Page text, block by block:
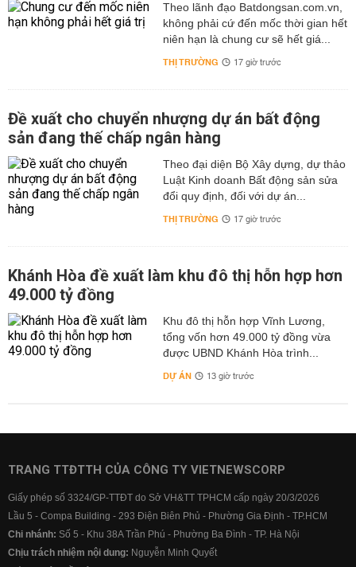
Theo lãnh đạo Batdongsan.com.vn,
không phải cứ đến mốc thời gian hết
niên hạn là chung cư sẽ hết giá...
THỊ TRƯỜNG 17 giờ trước
Đề xuất cho chuyển nhượng dự án bất động
sản đang thế chấp ngân hàng
Theo đại diện Bộ Xây dựng, dự thảo
Luật Kinh doanh Bất động sản sửa
đổi quy định, đối với dự án...
THỊ TRƯỜNG 17 giờ trước
Khánh Hòa đề xuất làm khu đô thị hỗn hợp hơn
49.000 tỷ đồng
Khu đô thị hỗn hợp Vĩnh Lương,
tổng vốn hơn 49.000 tỷ đồng vừa
được UBND Khánh Hòa trình...
DỰ ÁN 13 giờ trước
TRANG TTĐTTH CỦA CÔNG TY VIETNEWSCORP
Giấy phép số 3324/GP-TTĐT do Sở VH&TT TPHCM cấp ngày 20/3/2026
Lầu 5 - Compa Building - 293 Điện Biên Phủ - Phường Gia Định - TP.HCM
Chi nhánh: Số 5 - Khu 38A Trần Phú - Phường Ba Đình - TP. Hà Nội
Chịu trách nhiệm nội dung: Nguyễn Minh Quyết